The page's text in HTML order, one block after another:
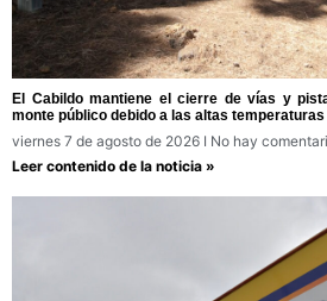
El Cabildo mantiene el cierre de vías y
monte público debido a las altas temperaturas
viernes 7 de agosto de 2026
No hay
Leer contenido de la noticia »